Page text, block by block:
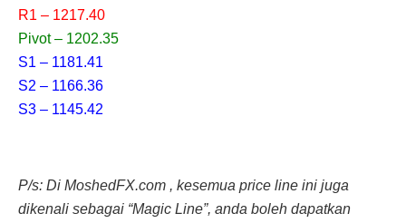
R1 – 1217.40
Pivot – 1202.35
S1 – 1181.41
S2 – 1166.36
S3 – 1145.42
P/s: Di MoshedFX.com , kesemua price line ini juga
dikenali sebagai “Magic Line”, anda boleh dapatkan